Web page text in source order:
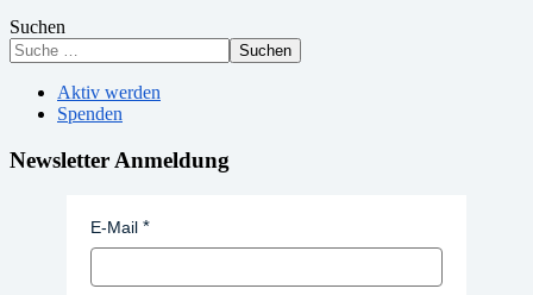
Suchen
Suchen
Aktiv werden
Spenden
Newsletter Anmeldung
E-Mail